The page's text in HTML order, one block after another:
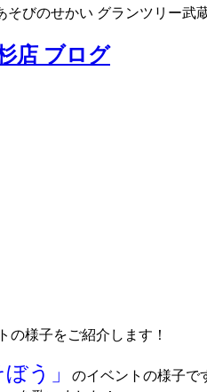
そびのせかい グランツリー武
店 ブログ
の様子をご紹介します！
う」
のイベントの様子で